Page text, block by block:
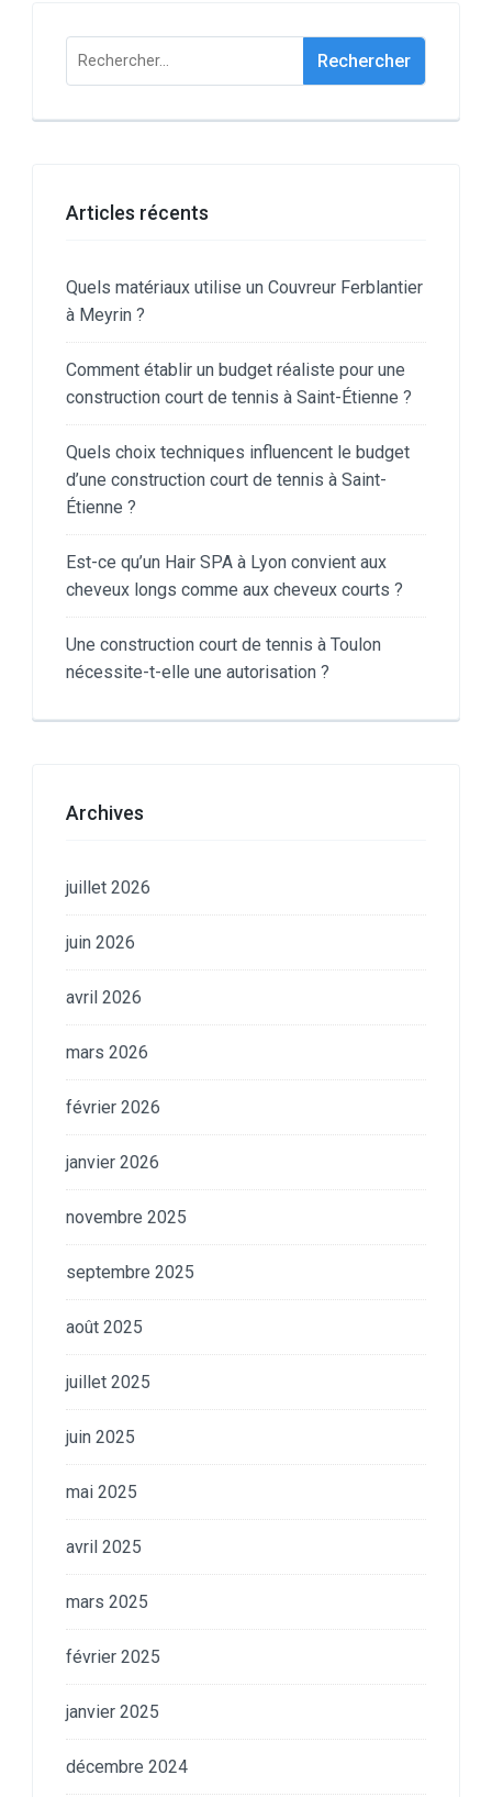
Rechercher :
Articles récents
Quels matériaux utilise un Couvreur Ferblantier
à Meyrin ?
Comment établir un budget réaliste pour une
construction court de tennis à Saint-Étienne ?
Quels choix techniques influencent le budget
d’une construction court de tennis à Saint-
Étienne ?
Est-ce qu’un Hair SPA à Lyon convient aux
cheveux longs comme aux cheveux courts ?
Une construction court de tennis à Toulon
nécessite-t-elle une autorisation ?
Archives
juillet 2026
juin 2026
avril 2026
mars 2026
février 2026
janvier 2026
novembre 2025
septembre 2025
août 2025
juillet 2025
juin 2025
mai 2025
avril 2025
mars 2025
février 2025
janvier 2025
décembre 2024